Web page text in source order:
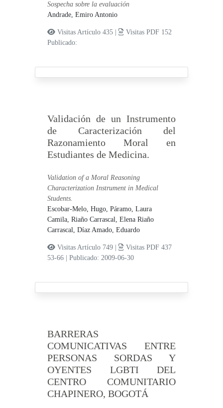
Sospecha sobre la evaluación
Andrade, Emiro Antonio
Visitas Artículo 435 |
Visitas PDF 152
Publicado:
Validación de un Instrumento
de Caracterización del
Razonamiento Moral en
Estudiantes de Medicina.
Validation of a Moral Reasoning
Characterization Instrument in Medical
Students.
Escobar-Melo, Hugo,Páramo, Laura
Camila,Riaño Carrascal, Elena Riaño
Carrascal,Díaz Amado, Eduardo
Visitas Artículo 749 |
Visitas PDF 437
53-66
|Publicado: 2009-06-30
BARRERAS
COMUNICATIVAS ENTRE
PERSONAS SORDAS Y
OYENTES LGBTI DEL
CENTRO COMUNITARIO
CHAPINERO, BOGOTÁ